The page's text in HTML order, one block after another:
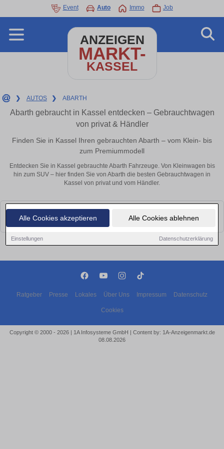
Alle Cookies akzeptieren Alle Cookies ablehnen
Einstellungen Datenschutzerklärung
Event Auto Immo Job
ANZEIGEN
MARKT-
KASSEL
❯ AUTOS ❯ ABARTH
Abarth gebraucht in Kassel entdecken – Gebrauchtwagen
von privat & Händler
Finden Sie in Kassel Ihren gebrauchten Abarth – vom Klein- bis
zum Premiummodell
Entdecken Sie in Kassel gebrauchte Abarth Fahrzeuge. Von Kleinwagen bis
hin zum SUV – hier finden Sie von Abarth die besten Gebrauchtwagen in
Kassel von privat und vom Händler.
Leider konnten wir derzeit keine passenden Autos finden. Schauen Sie
bald wieder vorbei!
Ratgeber Presse Lokales Über Uns Impressum Datenschutz
Cookies
Copyright © 2000 - 2026 | 1A Infosysteme GmbH | Content by: 1A-Anzeigenmarkt.de
08.08.2026